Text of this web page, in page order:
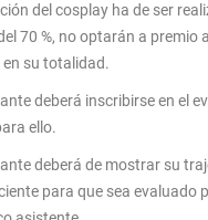
del cosplay ha de ser
70 %, no optarán a premio
su totalidad.
deberá inscribirse en el
ello.
deberá de mostrar su
para que sea evaluado